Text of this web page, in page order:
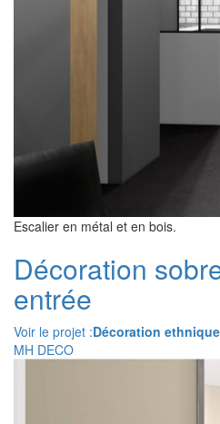
Escalier en métal et en bois.
Décoration
entrée
Voir le projet :Décoration
MH DECO